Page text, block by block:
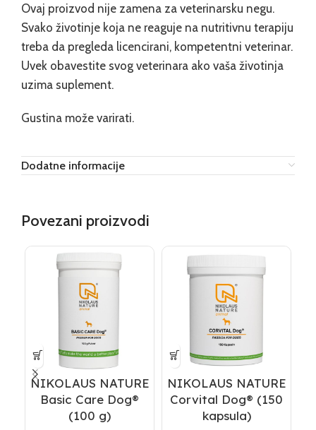
Ovaj proizvod nije zamena za veterinarsku negu.
Svako životinje koja ne reaguje na nutritivnu terapiju
treba da pregleda licencirani, kompetentni veterinar.
Uvek obavestite svog veterinara ako vaša životinja
uzima suplement.
Gustina može varirati.
Dodatne informacije
Povezani proizvodi
NIKOLAUS NATURE
Basic Care Dog®
(100 g)
NIKOLAUS NATURE
Corvital Dog® (150
kapsula)